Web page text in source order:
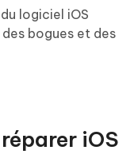
logiciel iOS
bogues et des
iOS